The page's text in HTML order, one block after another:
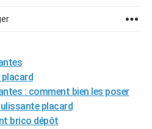
: comment bien les poser
placard
brico dépôt